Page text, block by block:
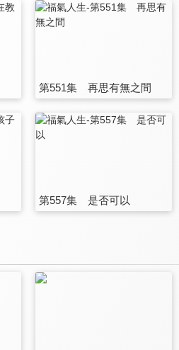
第551集 再思有無之間
第557集 是否可以